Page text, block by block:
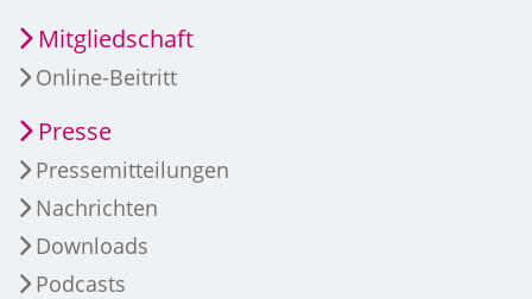
Mitgliedschaft
Online-Beitritt
Presse
Pressemitteilungen
Nachrichten
Downloads
Podcasts